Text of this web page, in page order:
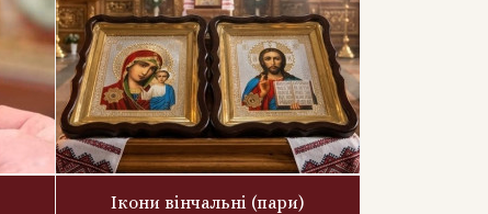
Ікони вінчальні (пари)